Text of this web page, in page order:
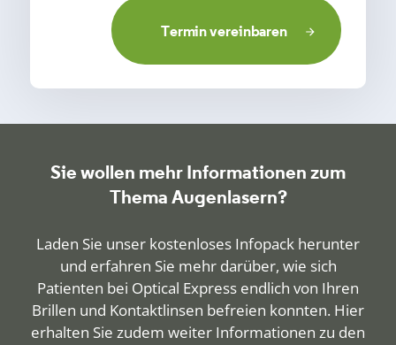
Termin vereinbaren
Sie wollen mehr Informationen zum
Thema Augenlasern?
Laden Sie unser kostenloses Infopack herunter
und erfahren Sie mehr darüber, wie sich
Patienten bei Optical Express endlich von Ihren
Brillen und Kontaktlinsen befreien konnten. Hier
erhalten Sie zudem weiter Informationen zu den